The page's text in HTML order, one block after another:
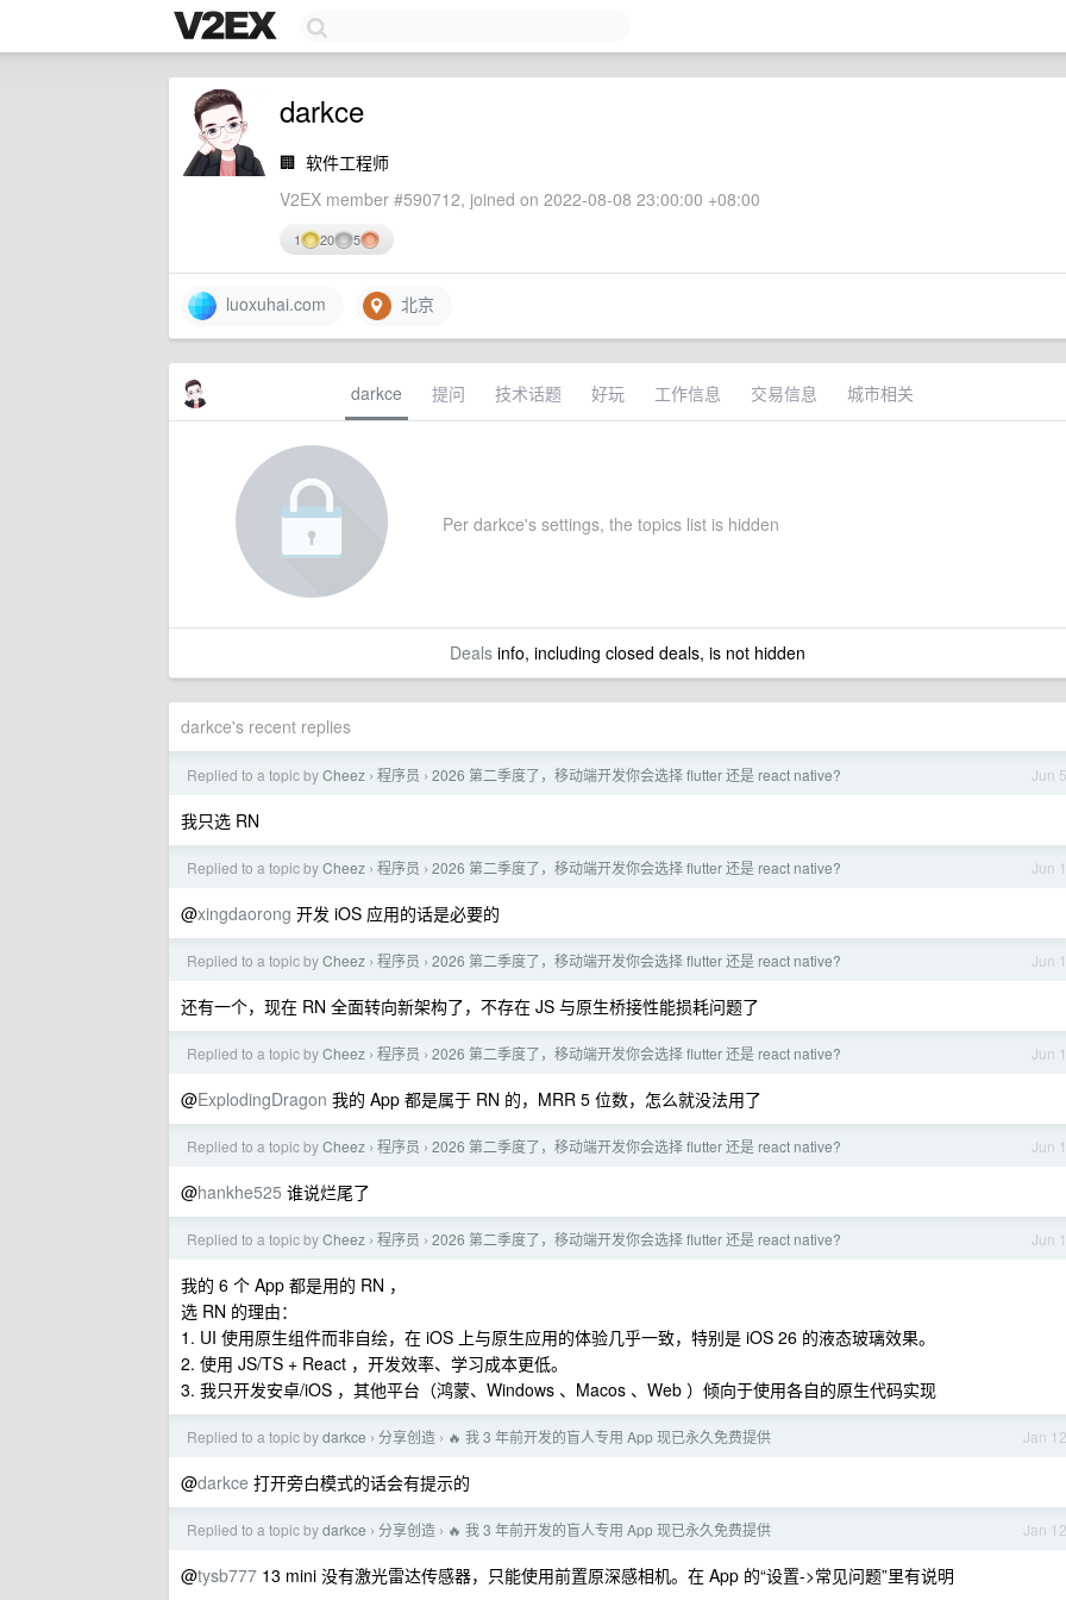
darkce
🏢 软件工程师
V2EX member #590712, joined on 2022-08-08 23:00:00 +08:00
1 20 5
luoxuhai.com 北京
darkce 提问 技术话题 好玩 工作信息 交易信息 城市相关
Per darkce's settings, the topics list is hidden
Dealsinfo, including closed deals, is not hidden
darkce's recent replies
Jun 5
Replied to a topic byCheez › 程序员 › 2026 第二季度了，移动端开发你会选择 flutter 还是 react native?
我只选 RN
Jun 1
Replied to a topic byCheez › 程序员 › 2026 第二季度了，移动端开发你会选择 flutter 还是 react native?
@xingdaorong 开发 iOS 应用的话是必要的
Jun 1
Replied to a topic byCheez › 程序员 › 2026 第二季度了，移动端开发你会选择 flutter 还是 react native?
还有一个，现在 RN 全面转向新架构了，不存在 JS 与原生桥接性能损耗问题了
Jun 1
Replied to a topic byCheez › 程序员 › 2026 第二季度了，移动端开发你会选择 flutter 还是 react native?
@ExplodingDragon 我的 App 都是属于 RN 的，MRR 5 位数，怎么就没法用了
Jun 1
Replied to a topic byCheez › 程序员 › 2026 第二季度了，移动端开发你会选择 flutter 还是 react native?
@hankhe525 谁说烂尾了
Jun 1
Replied to a topic byCheez › 程序员 › 2026 第二季度了，移动端开发你会选择 flutter 还是 react native?
我的 6 个 App 都是用的 RN ，
选 RN 的理由：
1. UI 使用原生组件而非自绘，在 iOS 上与原生应用的体验几乎一致，特别是 iOS 26 的液态玻璃效果。
2. 使用 JS/TS + React ，开发效率、学习成本更低。
3. 我只开发安卓/iOS ，其他平台（鸿蒙、Windows 、Macos 、Web ）倾向于使用各自的原生代码实现
Jan 12
Replied to a topic bydarkce › 分享创造 › 🔥 我 3 年前开发的盲人专用 App 现已永久免费提供
@darkce 打开旁白模式的话会有提示的
Jan 12
Replied to a topic bydarkce › 分享创造 › 🔥 我 3 年前开发的盲人专用 App 现已永久免费提供
@tysb777 13 mini 没有激光雷达传感器，只能使用前置原深感相机。在 App 的“设置->常见问题”里有说明